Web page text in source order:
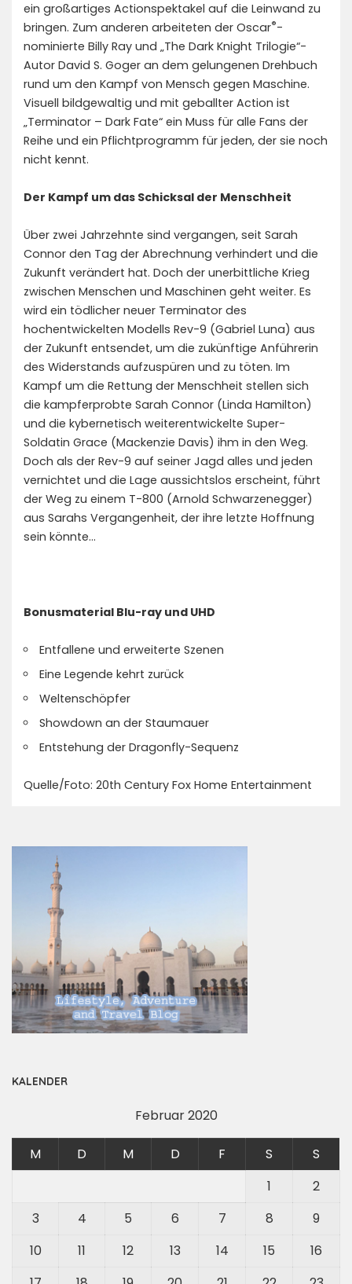
ein großartiges Actionspektakel auf die Leinwand zu
bringen. Zum anderen arbeiteten der Oscar®-
nominierte Billy Ray und „The Dark Knight Trilogie“-
Autor David S. Goger an dem gelungenen Drehbuch
rund um den Kampf von Mensch gegen Maschine.
Visuell bildgewaltig und mit geballter Action ist
„Terminator – Dark Fate“ ein Muss für alle Fans der
Reihe und ein Pflichtprogramm für jeden, der sie noch
nicht kennt.
Der Kampf um das Schicksal der Menschheit
Über zwei Jahrzehnte sind vergangen, seit Sarah
Connor den Tag der Abrechnung verhindert und die
Zukunft verändert hat. Doch der unerbittliche Krieg
zwischen Menschen und Maschinen geht weiter. Es
wird ein tödlicher neuer Terminator des
hochentwickelten Modells Rev-9 (Gabriel Luna) aus
der Zukunft entsendet, um die zukünftige Anführerin
des Widerstands aufzuspüren und zu töten. Im
Kampf um die Rettung der Menschheit stellen sich
die kampferprobte Sarah Connor (Linda Hamilton)
und die kybernetisch weiterentwickelte Super-
Soldatin Grace (Mackenzie Davis) ihm in den Weg.
Doch als der Rev-9 auf seiner Jagd alles und jeden
vernichtet und die Lage aussichtslos erscheint, führt
der Weg zu einem T-800 (Arnold Schwarzenegger)
aus Sarahs Vergangenheit, der ihre letzte Hoffnung
sein könnte…
Bonusmaterial Blu-ray und UHD
Entfallene und erweiterte Szenen
Eine Legende kehrt zurück
Weltenschöpfer
Showdown an der Staumauer
Entstehung der Dragonfly-Sequenz
Quelle/Foto: 20th Century Fox Home Entertainment
KALENDER
Februar 2020
M D M D F S
S
1
2
3
4 5 6 7 8
9
10
11 12 13 14 15
16